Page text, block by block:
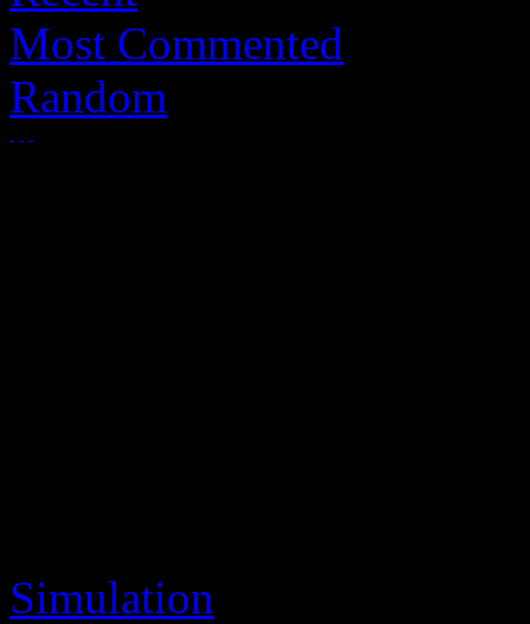
Most Commented
Random
Simulation